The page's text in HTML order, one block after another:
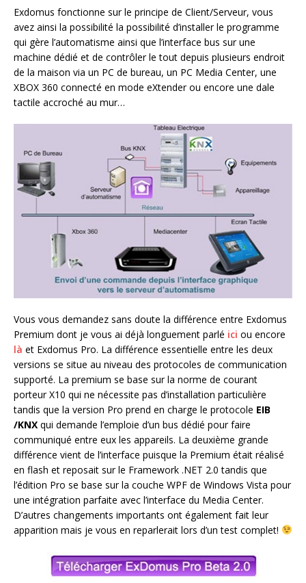
Exdomus fonctionne sur le principe de Client/Serveur, vous
avez ainsi la possibilité la possibilité d’installer le programme
qui gère l’automatisme ainsi que l’interface bus sur une
machine dédié et de contrôler le tout depuis plusieurs endroit
de la maison via un PC de bureau, un PC Media Center, une
XBOX 360 connecté en mode eXtender ou encore une dale
tactile accroché au mur…
Vous vous demandez sans doute la différence entre Exdomus
Premium dont je vous ai déjà longuement parlé ici ou encore
là et Exdomus Pro. La différence essentielle entre les deux
versions se situe au niveau des protocoles de communication
supporté. La premium se base sur la norme de courant
porteur X10 qui ne nécessite pas d’installation particulière
tandis que la version Pro prend en charge le protocole EIB
/KNX qui demande l’emploie d’un bus dédié pour faire
communiqué entre eux les appareils. La deuxième grande
différence vient de l’interface puisque la Premium était réalisé
en flash et reposait sur le Framework .NET 2.0 tandis que
l’édition Pro se base sur la couche WPF de Windows Vista pour
une intégration parfaite avec l’interface du Media Center.
D’autres changements importants ont également fait leur
apparition mais je vous en reparlerait lors d’un test complet!